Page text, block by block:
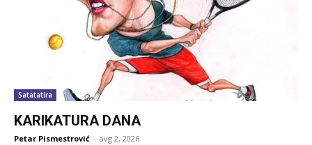
Satatatira
KARIKATURA DANA
Petar Pismestrović - avg 2, 2026